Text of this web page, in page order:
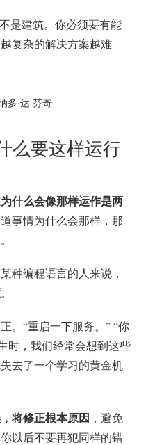
是建筑。你必须要有能
复杂的解决方案越难
·达·芬奇
么要这样运行
什么会像那样运作是两
事情为什么会那样，那
种编程语言的人来说，
。
。“重启一下服务。” “你
时，我们经常会想到这些
去了一个学习的黄金机
将修正根本原因 ，避免
以后不要再犯同样的错